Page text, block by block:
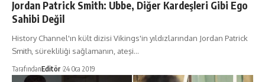
Jordan Patrick Smith: Ubbe, Diğer Kardeşleri Gibi Ego
Sahibi Değil
History Channel'ın kült dizisi Vikings'in yıldızlarından Jordan Patrick
Smith, sürekliliği sağlamanın, ateşi…
TarafındanEditör 24 Oca 2019